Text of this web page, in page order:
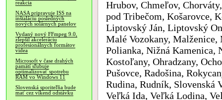
reakcia
NASA pripravuje ISS na
inštaláciu posledných
nových solárnych panelov
Vydaný nový FFmpeg 9.0,
zlepšil akceleráciu
profesionálnych formátov
videa
Microsoft v čase drahých
pamätí sľubuje
optimalizovať spotrebu
RAM vo Windows 11
Slovenská sporiteľňa bude
mať cez víkend odstávku
Hrubov, Chmeľov,
pod Tribečom, Košarovce,
Liptovský Ján, Liptovský
Malé Vozokany,
Polianka, Nižná
Kostoľany, Ohradzany,
Pušovce, Radošina,
Rudina, Rudník, Slovenská
Veľká Ida, Veľká Lodina,